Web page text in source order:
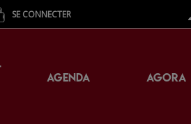
SE CONNECTER
AGENDA AGORA